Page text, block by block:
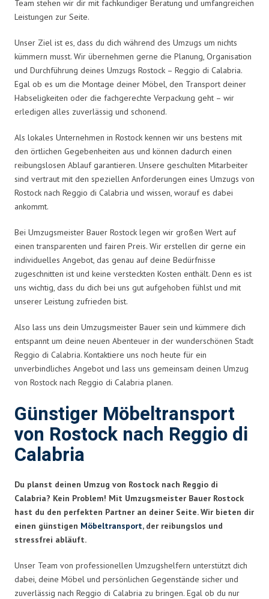
Team stehen wir dir mit fachkundiger Beratung und umfangreichen
Leistungen zur Seite.
Unser Ziel ist es, dass du dich während des Umzugs um nichts
kümmern musst. Wir übernehmen gerne die Planung, Organisation
und Durchführung deines Umzugs Rostock – Reggio di Calabria.
Egal ob es um die Montage deiner Möbel, den Transport deiner
Habseligkeiten oder die fachgerechte Verpackung geht – wir
erledigen alles zuverlässig und schonend.
Als lokales Unternehmen in Rostock kennen wir uns bestens mit
den örtlichen Gegebenheiten aus und können dadurch einen
reibungslosen Ablauf garantieren. Unsere geschulten Mitarbeiter
sind vertraut mit den speziellen Anforderungen eines Umzugs von
Rostock nach Reggio di Calabria und wissen, worauf es dabei
ankommt.
Bei Umzugsmeister Bauer Rostock legen wir großen Wert auf
einen transparenten und fairen Preis. Wir erstellen dir gerne ein
individuelles Angebot, das genau auf deine Bedürfnisse
zugeschnitten ist und keine versteckten Kosten enthält. Denn es ist
uns wichtig, dass du dich bei uns gut aufgehoben fühlst und mit
unserer Leistung zufrieden bist.
Also lass uns dein Umzugsmeister Bauer sein und kümmere dich
entspannt um deine neuen Abenteuer in der wunderschönen Stadt
Reggio di Calabria. Kontaktiere uns noch heute für ein
unverbindliches Angebot und lass uns gemeinsam deinen Umzug
von Rostock nach Reggio di Calabria planen.
Günstiger Möbeltransport
von Rostock nach Reggio di
Calabria
Du planst deinen Umzug von Rostock nach Reggio di
Calabria? Kein Problem! Mit Umzugsmeister Bauer Rostock
hast du den perfekten Partner an deiner Seite. Wir bieten dir
einen günstigen Möbeltransport, der reibungslos und
stressfrei abläuft.
Unser Team von professionellen Umzugshelfern unterstützt dich
dabei, deine Möbel und persönlichen Gegenstände sicher und
zuverlässig nach Reggio di Calabria zu bringen. Egal ob du nur